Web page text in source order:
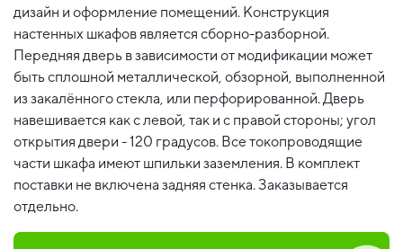
дизайн и оформление помещений. Конструкция
настенных шкафов является сборно-разборной.
Передняя дверь в зависимости от модификации может
быть сплошной металлической, обзорной, выполненной
из закалённого стекла, или перфорированной. Дверь
навешивается как с левой, так и с правой стороны; угол
открытия двери - 120 градусов. Все токопроводящие
части шкафа имеют шпильки заземления. В комплект
поставки не включена задняя стенка. Заказывается
отдельно.